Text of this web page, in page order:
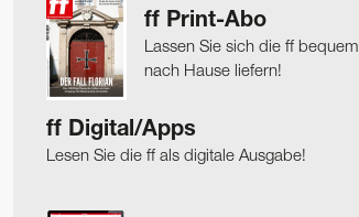
ff Print-Abo
Lassen Sie sich die ff bequem
nach Hause liefern!
ff Digital/Apps
Lesen Sie die ff als digitale Ausgabe!